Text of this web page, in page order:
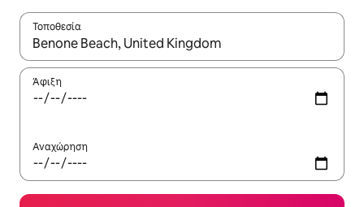
Τοποθεσία
Όταν τα αποτελέσματα είναι διαθέσιμα, μπορείτε να
Άφιξη
Αναχώρηση